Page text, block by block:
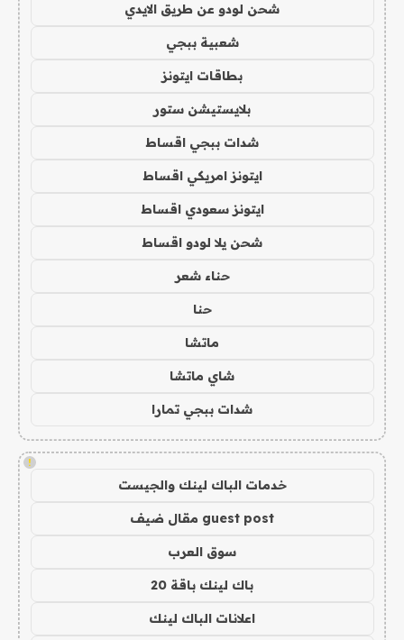
شحن لودو عن طريق الايدي
شعبية ببجي
بطاقات ايتونز
بلايستيشن ستور
شدات ببجي اقساط
ايتونز امريكي اقساط
ايتونز سعودي اقساط
شحن يلا لودو اقساط
حناء شعر
حنا
ماتشا
شاي ماتشا
شدات ببجي تمارا
!
خدمات الباك لينك والجيست
guest post مقال ضيف
سوق العرب
باك لينك باقة 20
اعلانات الباك لينك